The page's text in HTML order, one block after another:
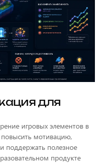
для
игровых элементов в
мотивацию,
поддержать полезное
продукте